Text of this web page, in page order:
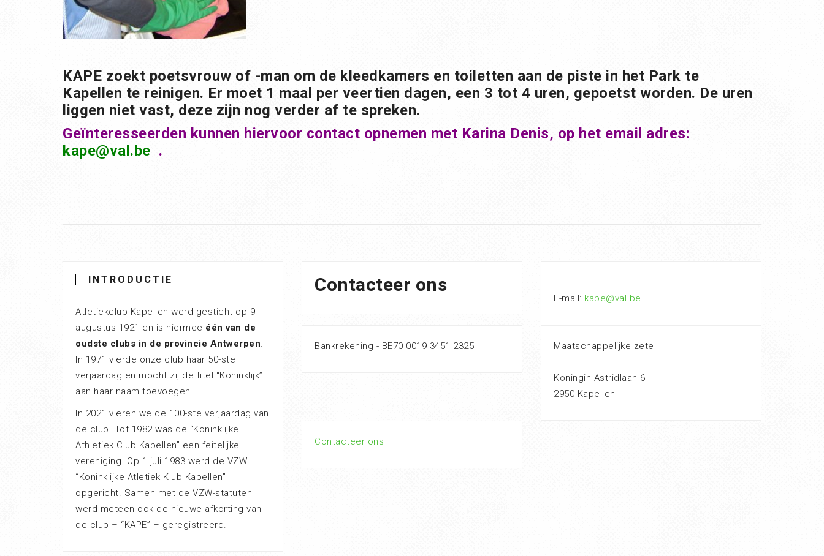
KAPE zoekt poetsvrouw of -man om de kleedkamers en toiletten aan de piste in het Park te
Kapellen te reinigen. Er moet 1 maal per veertien dagen, een 3 tot 4 uren, gepoetst worden. De uren
liggen niet vast, deze zijn nog verder af te spreken.
Geïnteresseerden kunnen hiervoor contact opnemen met Karina Denis, op het email adres:
kape@val.be .
INTRODUCTIE
Atletiekclub Kapellen werd gesticht op 9
augustus 1921 en is hiermee één van de
oudste clubs in de provincie Antwerpen.
In 1971 vierde onze club haar 50-ste
verjaardag en mocht zij de titel “Koninklijk”
aan haar naam toevoegen.
In 2021 vieren we de 100-ste verjaardag van
de club. Tot 1982 was de “Koninklijke
Athletiek Club Kapellen” een feitelijke
vereniging. Op 1 juli 1983 werd de VZW
“Koninklijke Atletiek Klub Kapellen”
opgericht. Samen met de VZW-statuten
werd meteen ook de nieuwe afkorting van
de club – “KAPE” – geregistreerd.
Contacteer ons
E-mail: kape@val.be
Bankrekening - BE70 0019 3451 2325 Maatschappelijke zetel
Koningin Astridlaan 6
2950 Kapellen
Contacteer ons